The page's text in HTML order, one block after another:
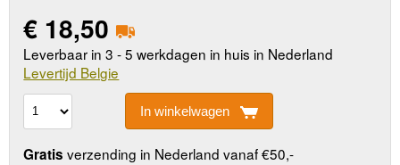
€ 18,50
Leverbaar in 3 - 5 werkdagen in huis in Nederland
Levertijd Belgie
In winkelwagen
Gratis verzending in Nederland vanaf €50,-